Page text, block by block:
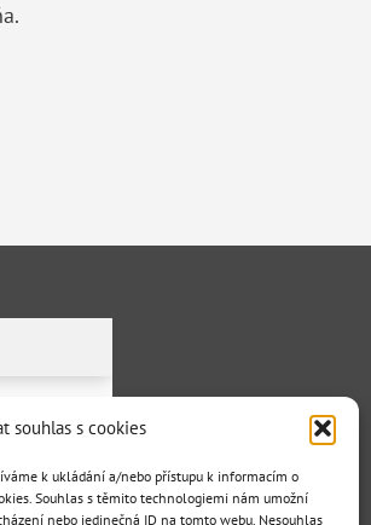
souhlas s cookies
k ukládání a/nebo přístupu k informacím o
Souhlas s těmito technologiemi nám umožní
nebo jedinečná ID na tomto webu. Nesouhlas